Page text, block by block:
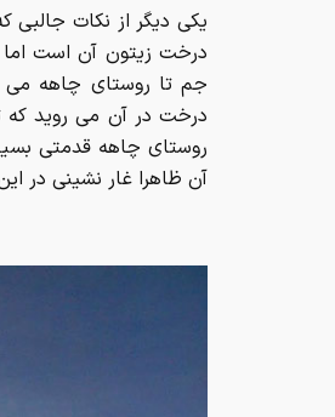
یکی دیگر از نکات جالبی
درخت زیتون آن است
جم تا روستای چاهه
درخت در آن می روید که
روستای چاهه قدمتی
آن ظاهرا غار نشینی در